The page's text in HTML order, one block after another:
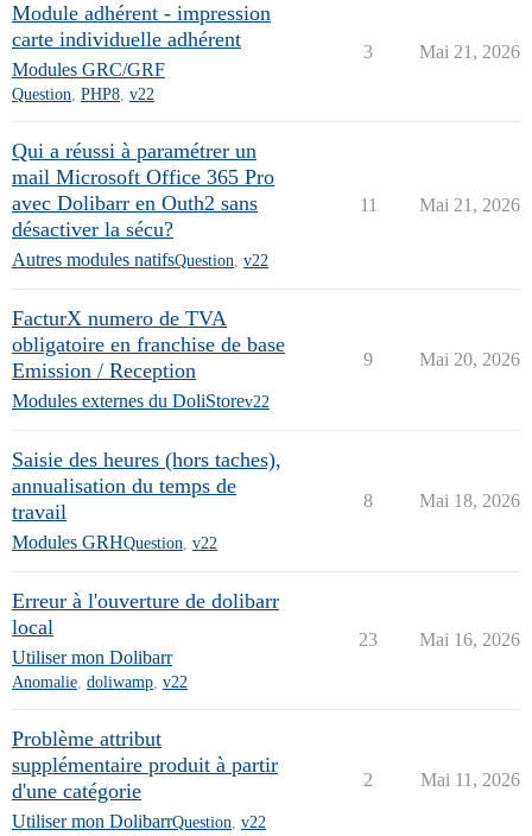
Module adhérent - impression
carte individuelle adhérent
Modules GRC/GRF
Question, PHP8, v22
3 Mai 21, 2026
Qui a réussi à paramétrer un
mail Microsoft Office 365 Pro
avec Dolibarr en Outh2 sans
désactiver la sécu?
Autres modules natifsQuestion v22
11 Mai 21, 2026
FacturX numero de TVA
obligatoire en franchise de base
Emission / Reception
Modules externes du DoliStorev22
9 Mai 20, 2026
Saisie des heures (hors taches),
annualisation du temps de
travail
Modules GRHQuestion v22
8 Mai 18, 2026
Erreur à l'ouverture de dolibarr
local
Utiliser mon Dolibarr
Anomalie, doliwamp, v22
23 Mai 16, 2026
Problème attribut
supplémentaire produit à partir
d'une catégorie
Utiliser mon DolibarrQuestion v22
2 Mai 11, 2026